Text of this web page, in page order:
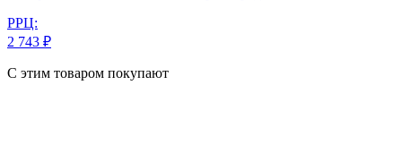
РРЦ:
2 743 ₽
С этим товаром покупают